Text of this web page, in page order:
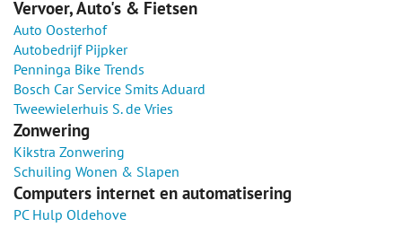
Vervoer, Auto's & Fietsen
Auto Oosterhof
Autobedrijf Pijpker
Penninga Bike Trends
Bosch Car Service Smits Aduard
Tweewielerhuis S. de Vries
Zonwering
Kikstra Zonwering
Schuiling Wonen & Slapen
Computers internet en automatisering
PC Hulp Oldehove